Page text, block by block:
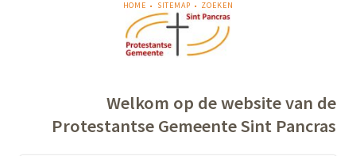
NAVIGATIE
OVERSLAAN
HOME SITEMAP ZOEKEN
Welkom op de website van de
Protestantse Gemeente Sint Pancras